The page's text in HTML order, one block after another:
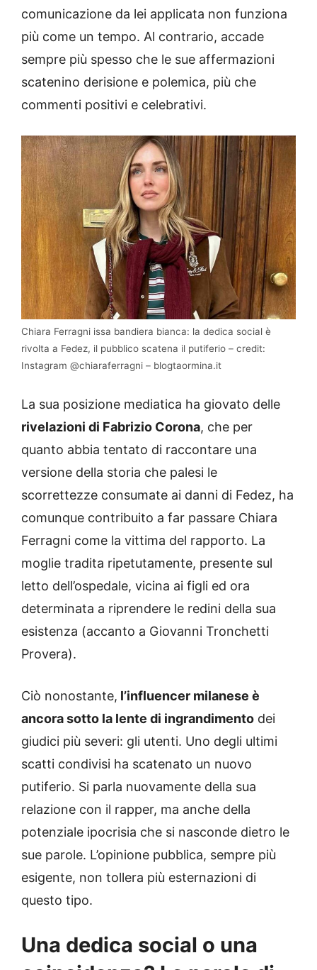
comunicazione da lei applicata non funziona
più come un tempo. Al contrario, accade
sempre più spesso che le sue affermazioni
scatenino derisione e polemica, più che
commenti positivi e celebrativi.
Chiara Ferragni issa bandiera bianca: la dedica social è
rivolta a Fedez, il pubblico scatena il putiferio – credit:
Instagram @chiaraferragni – blogtaormina.it
La sua posizione mediatica ha giovato delle
rivelazioni di Fabrizio Corona, che per
quanto abbia tentato di raccontare una
versione della storia che palesi le
scorrettezze consumate ai danni di Fedez, ha
comunque contribuito a far passare Chiara
Ferragni come la vittima del rapporto. La
moglie tradita ripetutamente, presente sul
letto dell’ospedale, vicina ai figli ed ora
determinata a riprendere le redini della sua
esistenza (accanto a Giovanni Tronchetti
Provera).
Ciò nonostante, l’influencer milanese è
ancora sotto la lente di ingrandimento dei
giudici più severi: gli utenti. Uno degli ultimi
scatti condivisi ha scatenato un nuovo
putiferio. Si parla nuovamente della sua
relazione con il rapper, ma anche della
potenziale ipocrisia che si nasconde dietro le
sue parole. L’opinione pubblica, sempre più
esigente, non tollera più esternazioni di
questo tipo.
Una dedica social o una